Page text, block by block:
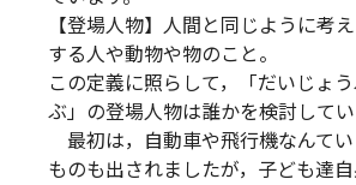
【登場人物】人間と同じように考
する人や動物や物のこと。
この定義に照らして，「だいじょ
ぶ」の登場人物は誰かを検討してい
最初は，自動車や飛行機なんて
ものも出されましたが，子ども達